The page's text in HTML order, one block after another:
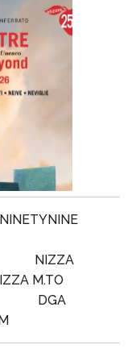
NINETYNINE
NIZZA
M.TO
DGA